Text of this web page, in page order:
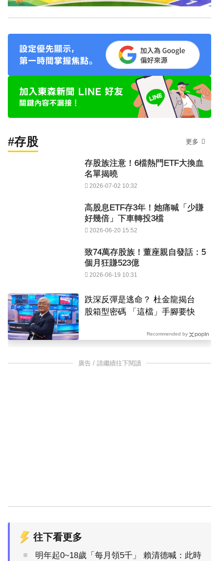
#存股 更多
存股族注意！6檔熱門ETF大換血
名單揭曉
2026-07-02 10:32
高股息ETF存3年！她痛喊「少賺
好幾倍」下車轉投3檔
2026-06-20 15:52
致74萬存股族！董座親自發話：5
個月狂賺523億
2026-06-19 10:31
跌深反彈是逃命？ 杜金龍揭台
股箱型密碼 「這檔」手腳要快
Recommended by
廣告 / 請繼續往下閱讀
往下看更多
明年起0~18歲「每月領5千」 賴清德喊：此時